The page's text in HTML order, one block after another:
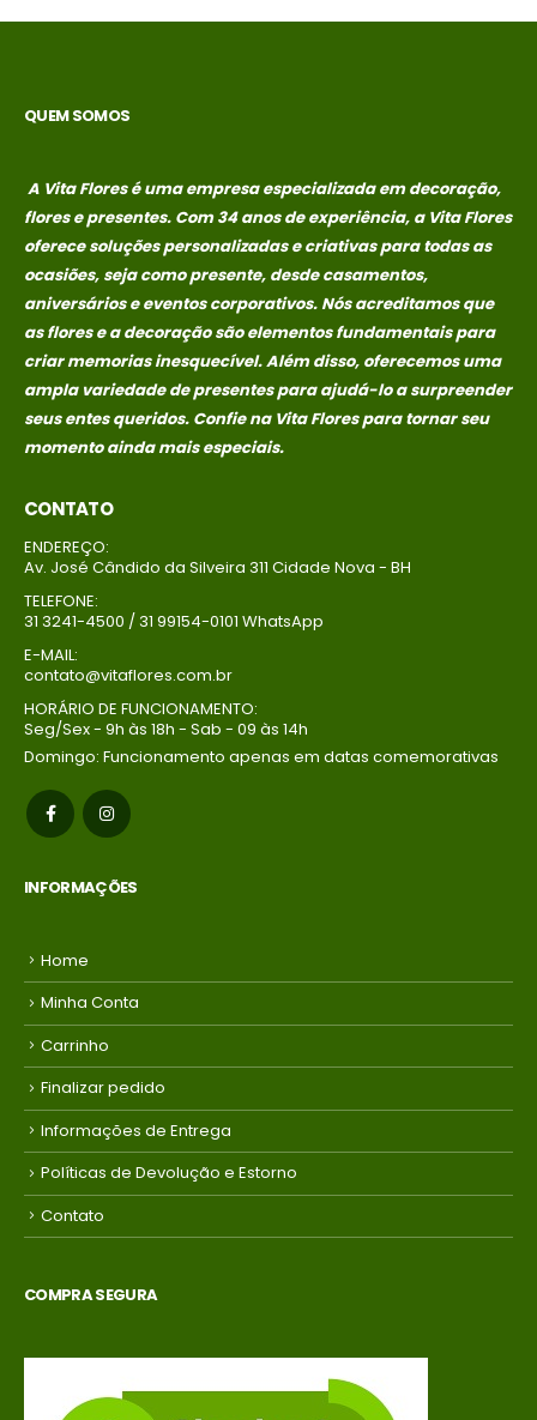
QUEM SOMOS
A Vita Flores é uma empresa especializada em decoração,
flores e presentes. Com 34 anos de experiência, a Vita Flores
oferece soluções personalizadas e criativas para todas as
ocasiões, seja como presente, desde casamentos,
aniversários e eventos corporativos. Nós acreditamos que
as flores e a decoração são elementos fundamentais para
criar memoriasinesquecível. Além disso, oferecemos uma
ampla variedade de presentes para ajudá-lo a surpreender
seus entes queridos. Confie na Vita Flores para tornar seu
momento ainda mais especiais.
CONTATO
ENDEREÇO:
Av. José Cândido da Silveira 311 Cidade Nova - BH
TELEFONE:
31 3241-4500 / 31 99154-0101 WhatsApp
E-MAIL:
contato@vitaflores.com.br
HORÁRIO DE FUNCIONAMENTO:
Seg/Sex - 9h às 18h - Sab - 09 às 14h
Domingo: Funcionamento apenas em datas comemorativas
INFORMAÇÕES
Home
Minha Conta
Carrinho
Finalizar pedido
Informações de Entrega
Políticas de Devolução e Estorno
Contato
COMPRA SEGURA